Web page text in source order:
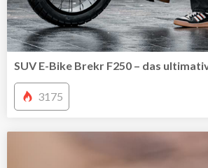
SUV E-Bike Brekr F250 – das
3175